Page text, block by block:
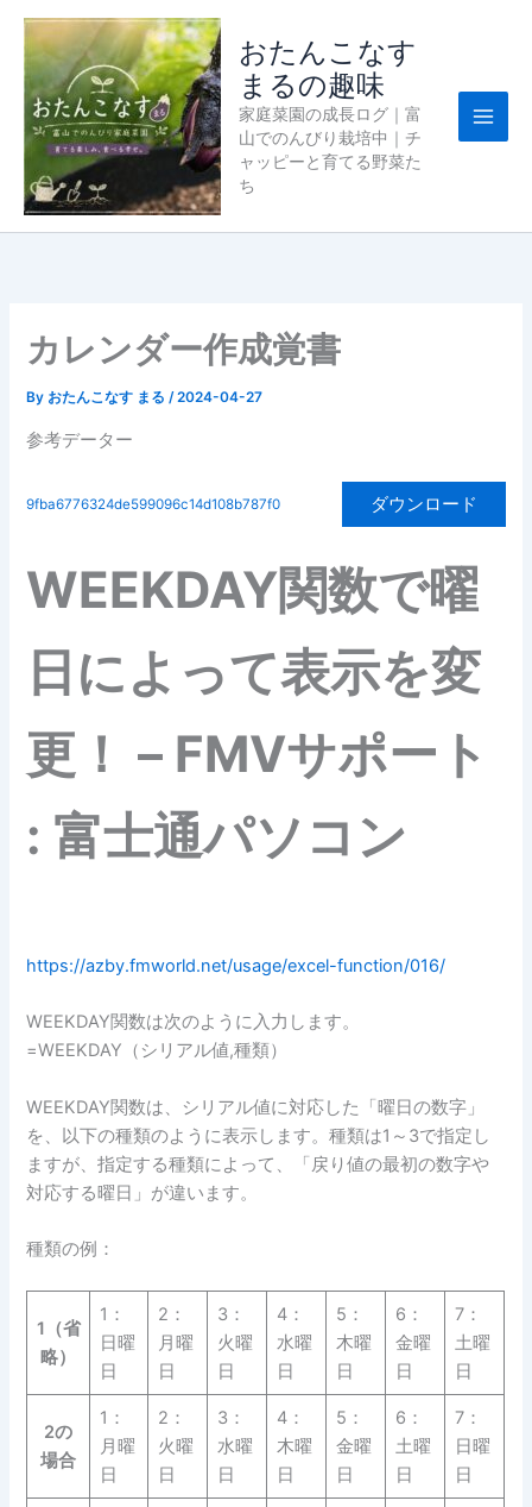
おたんこなす
まるの趣味
家庭菜園の成長ログ｜富
山でのんびり栽培中｜チ
ャッピーと育てる野菜た
ち
カレンダー作成覚書
By おたんこなす まる/2024-04-27
参考データー
9fba6776324de599096c14d108b787f0 ダウンロード
WEEKDAY関数で曜
日によって表示を変
更！ – FMVサポート
: 富士通パソコン
https://azby.fmworld.net/usage/excel-function/016/
WEEKDAY関数は次のように入力します。
=WEEKDAY（シリアル値,種類）
WEEKDAY関数は、シリアル値に対応した「曜日の数字」
を、以下の種類のように表示します。種類は1～3で指定し
ますが、指定する種類によって、「戻り値の最初の数字や
対応する曜日」が違います。
種類の例：
1（省
略）
1：
日曜
日
2：
月曜
日
3：
火曜
日
4：
水曜
日
5：
木曜
日
6：
金曜
日
7：
土曜
日
2の
場合
1：
月曜
日
2：
火曜
日
3：
水曜
日
4：
木曜
日
5：
金曜
日
6：
土曜
日
7：
日曜
日